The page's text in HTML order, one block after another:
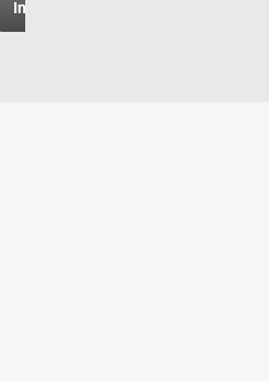
Inside Job